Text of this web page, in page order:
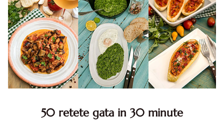
50 retete gata in 30 minute